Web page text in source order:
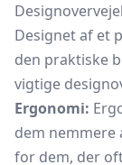
Designet af et
den praktiske
vigtige
Ergonomi:
dem
for dem, der